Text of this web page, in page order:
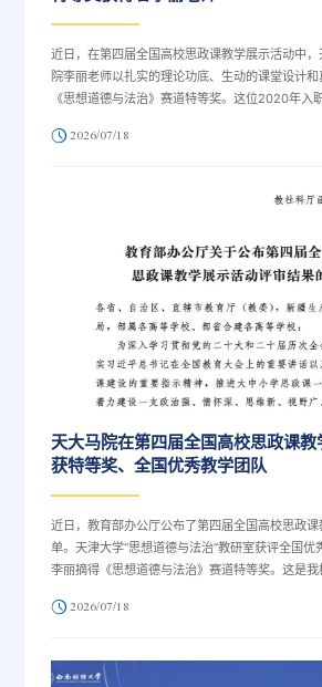
近日，在第四届全国高校思政课教学展示活动中
院李丽老师以扎实的理论功底、生动的课堂设计
《思想道德与法治》赛道特等奖。这位2020年入
思主义学院教授，博士生导师。主持国社科、博士
2026/07/18
天大马院在第四届全国高校思政课
获特等奖、全国优秀教学团队
近日，教育部办公厅公布了第四届全国高校思政
单。天津大学“思想道德与法治”教研室获评全国优
李丽摘得《思想道德与法治》赛道特等奖。这是我
育人实效。本届赛事自2025年6月启动，全国811
大参赛团队凭借扎实的教学功底与创新设计，从
而出，一举拿下两项重磅荣誉。对...
2026/07/18